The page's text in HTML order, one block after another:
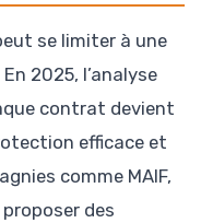
se limiter à une
2025, l’analyse
contrat devient
efficace et
comme MAIF,
des